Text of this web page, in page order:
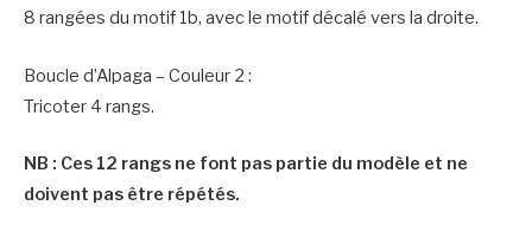
8 rangées du motif 1b, avec le motif décalé vers la droite.
Boucle d’Alpaga – Couleur 2 :
Tricoter 4 rangs.
NB : Ces 12 rangs ne font pas partie du modèle et ne
doivent pas être répétés.